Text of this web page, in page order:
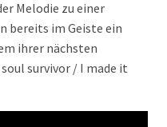
Melodie zu einer
bereits im Geiste ein
ihrer nächsten
survivor / I made it